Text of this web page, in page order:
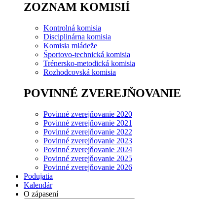
ZOZNAM KOMISIÍ
Kontrolná komisia
Disciplinárna komisia
Komisia mládeže
Športovo-technická komisia
Trénersko-metodická komisia
Rozhodcovská komisia
POVINNÉ ZVEREJŇOVANIE
Povinné zverejňovanie 2020
Povinné zverejňovanie 2021
Povinné zverejňovanie 2022
Povinné zverejňovanie 2023
Povinné zverejňovanie 2024
Povinné zverejňovanie 2025
Povinné zverejňovanie 2026
Podujatia
Kalendár
O zápasení